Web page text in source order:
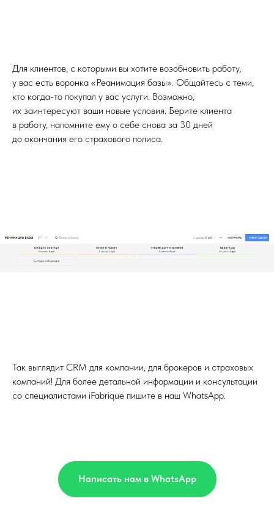
Для клиентов, с которыми вы хотите возобновить работу,
у вас есть воронка «Реанимация базы». Общайтесь с теми,
кто когда-то покупал у вас услуги. Возможно,
их заинтересуют ваши новые условия. Берите клиента
в работу, напомните ему о себе снова за 30 дней
до окончания его страхового полиса.
Так выглядит CRM для компании, для брокеров и страховых
компаний! Для более детальной информации и консультации
со специалистами iFabrique пишите в наш WhatsApp.
Написать нам в WhatsApp